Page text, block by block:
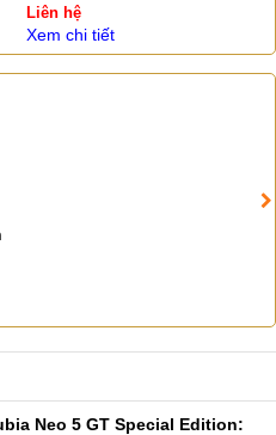
Liên hệ
Xem chi tiết
Neo 5 GT Special Edition: